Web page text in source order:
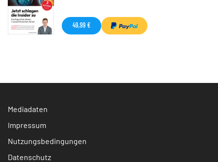
49,99 €
Mediadaten
Impressum
Nutzungsbedingungen
Datenschutz